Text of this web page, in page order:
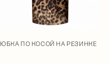
ЮБКА ПО КОСОЙ НА РЕЗИНКЕ